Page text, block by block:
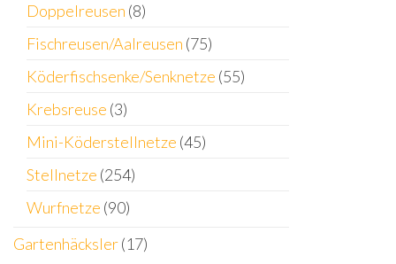
Doppelreusen (8)
Fischreusen/Aalreusen (75)
Köderfischsenke/Senknetze (55)
Krebsreuse (3)
Mini-Köderstellnetze (45)
Stellnetze (254)
Wurfnetze (90)
Gartenhäcksler(17)